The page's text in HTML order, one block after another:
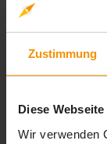
Zustimmung
Diese
Wir verwenden
stars:
4stars: 0
3stars: 0